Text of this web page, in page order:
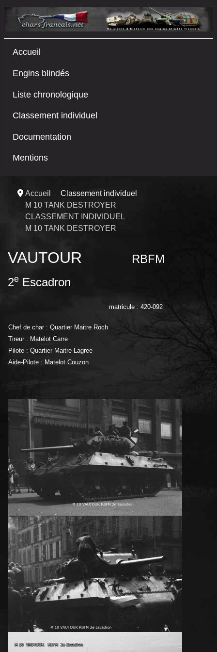
Accueil
Engins blindés
Liste chronologique
Classement individuel
Documentation
Mentions
Accueil
Classement individuel
M 10 TANK DESTROYER
CLASSEMENT INDIVIDUEL
M 10 TANK DESTROYER
VAUTOUR
RBFM
2e Escadron
matricule : 420-092
Chef de char : Quartier Maitre Roch
Tireur : Matelot Carre
Pilote : Quartier Maitre Lagree
Aide-Pilote : Matelot Couzon